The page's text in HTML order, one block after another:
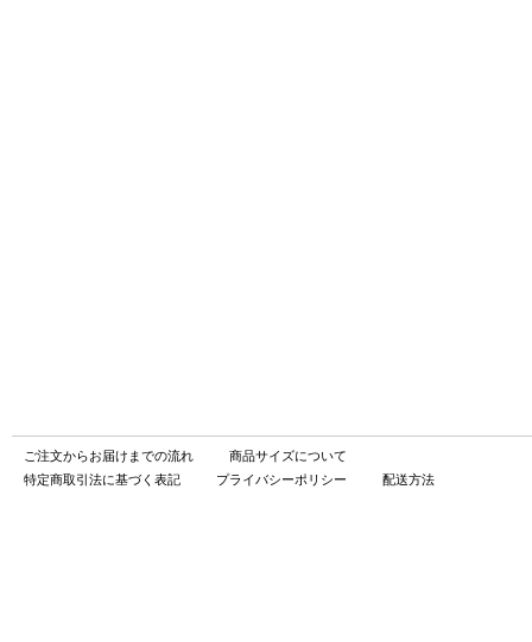
ご注文からお届けまでの流れ
商品サイズについて
特定商取引法に基づく表記
プライバシーポリシー 配送方法